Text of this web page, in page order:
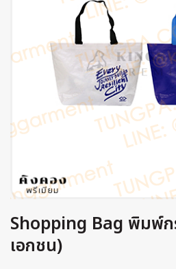
Shopping Bag พิมพ์ก
เอกชน)